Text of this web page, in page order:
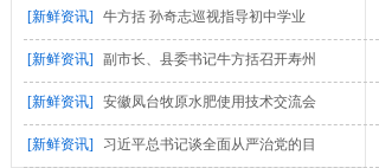
[新鲜资讯] 牛方括 孙奇志巡视指导初中学业
[新鲜资讯] 副市长、县委书记牛方括召开寿州
[新鲜资讯] 安徽凤台牧原水肥使用技术交流会
[新鲜资讯] 习近平总书记谈全面从严治党的目